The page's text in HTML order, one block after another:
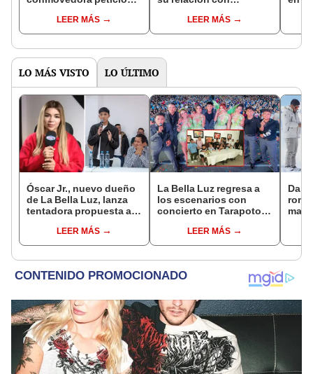
favor, mamá"
LEER MÁS
piensa en un futuro con
él: "No ha pasado la
LEER MÁS
el
LO MÁS VISTO LO ÚLTIMO
Óscar Jr., nuevo dueño
de La Bella Luz, lanza
tentadora propuesta a
denuncia por
tocamientos: “Va a
LEER MÁS
La Bella Luz regresa a
los escenarios con
concierto en Tarapoto
Óscar Junior
LEER MÁS